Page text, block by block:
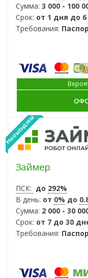
Сумма: 3 000 - 100
Срок: от 1 дня до
Требования:
РЕКОМЕНДУЕМ
Займер
ПСК: до 292%
В день: от 0% до
Сумма: 2 000 - 30
Срок: от 7 до 30
Требования: